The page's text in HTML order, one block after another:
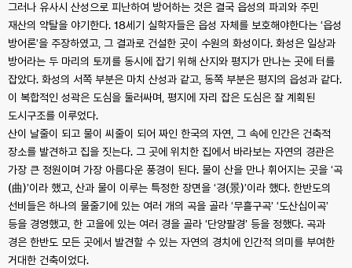
그러나 유사시 산성으로 피난하여 방어하는 것은 결국 읍성의 파괴와 주민
재산의 약탈을 야기한다. 18세기 실학자들은 읍성 자체를 보호해야한다는 ‘읍성
방어론’을 주장하였고, 그 결과로 건설한 곳이 수원의 화성이다. 화성은 일상과
방어라는 두 마리의 토끼를 동시에 잡기 위해 산지와 평지가 만나는 곳에 터를
잡았다. 화성의 서쪽 부분은 마치 산성과 같고, 동쪽 부분은 평지의 읍성과 같다.
이 복합적인 성곽은 도심을 둘러싸며, 평지에 자리 잡은 도심은 잘 계획된
도시구조를 이루었다.
산이 날줄이 되고 물이 씨줄이 되어 짜인 한국의 자연, 그 속에 인간은 건축적
장소를 발견하고 집을 짓는다. 그 곳에 위치한 집에서 바라보는 자연의 경관은
가장 큰 정원이며 가장 아름다운 풍경이 된다. 물이 산을 만나 휘어지는 곳을 ‘곡
(曲)’이라 했고, 산과 물이 이루는 특정한 장면을 ‘경(景)’이라 했다. 한반도의
선비들은 하나의 물줄기에 있는 여러 개의 곡을 골라 ‘무흘구곡’ ‘도산십이곡’
등을 경영했고, 한 고을에 있는 여러 경을 골라 ‘단양팔경’ 등을 정했다. 곡과
경은 한반도 모든 곳에서 발견할 수 있는 자연의 경치에 인간적 의미를 부여한
거대한 건축이었다.